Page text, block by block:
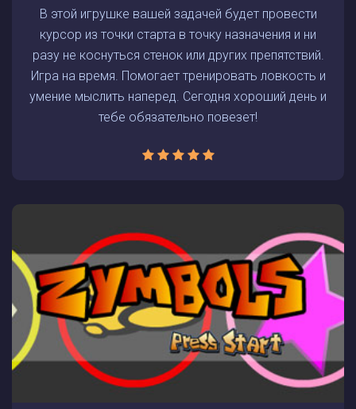
В этой игрушке вашей задачей будет провести
курсор из точки старта в точку назначения и ни
разу не коснуться стенок или других препятствий.
Игра на время. Помогает тренировать ловкость и
умение мыслить наперед. Сегодня хороший день и
тебе обязательно повезет!